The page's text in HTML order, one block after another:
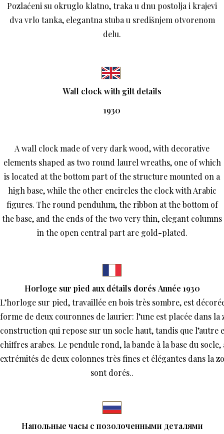
Pozlaćeni su okruglo klatno, traka u dnu postolja i krajevi
dva vrlo tanka, elegantna stuba u središnjem otvorenom
delu.
Wall clock with gilt details
1930
A wall clock made of very dark wood, with decorative
elements shaped as two round laurel wreaths, one of which
is located at the bottom part of the structure mounted on a
high base, while the other encircles the clock with Arabic
figures. The round pendulum, the ribbon at the bottom of
the base, and the ends of the two very thin, elegant columns
in the open central part are gold-plated.
Horloge sur pied aux détails dorés Année 1930
L’horloge sur pied, travaillée en bois très sombre, est
forme de deux couronnes de laurier: l’une est placée dans
construction qui repose sur un socle haut, tandis que l’autre
chiffres arabes. Le pendule rond, la bande à la base du socle,
extrémités de deux colonnes très fines et élégantes dans la
sont dorés..
Напольные часы с позолоченными деталями